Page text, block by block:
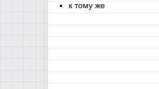
к тому же